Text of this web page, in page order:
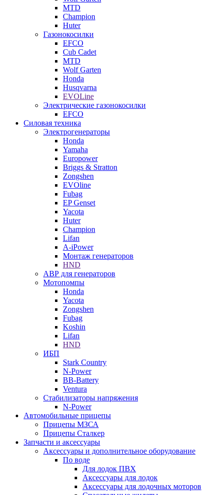
MTD
Champion
Huter
Газонокосилки
EFCO
Cub Cadet
MTD
Wolf Garten
Honda
Husqvarna
EVOLine
Электрические газонокосилки
EFCO
Силовая техника
Электрогенераторы
Honda
Yamaha
Europower
Briggs & Stratton
Zongshen
EVOline
Fubag
EP Genset
Yacota
Huter
Champion
Lifan
A-iPower
Монтаж генераторов
HND
АВР для генераторов
Мотопомпы
Honda
Yacota
Zongshen
Fubag
Koshin
Lifan
HND
ИБП
Stark Country
N-Power
BB-Battery
Ventura
Стабилизаторы напряжения
N-Power
Автомобильные прицепы
Прицепы МЗСА
Прицепы Сталкер
Запчасти и аксессуары
Аксессуары и дополнительное оборудование
По воде
Для лодок ПВХ
Аксессуары для лодок
Аксессуары для лодочных моторов